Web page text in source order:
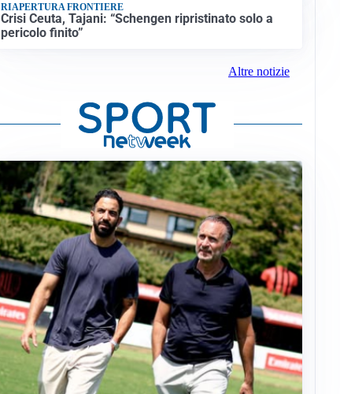
RIAPERTURA FRONTIERE
Crisi Ceuta, Tajani: “Schengen ripristinato solo a
pericolo finito”
Altre notizie